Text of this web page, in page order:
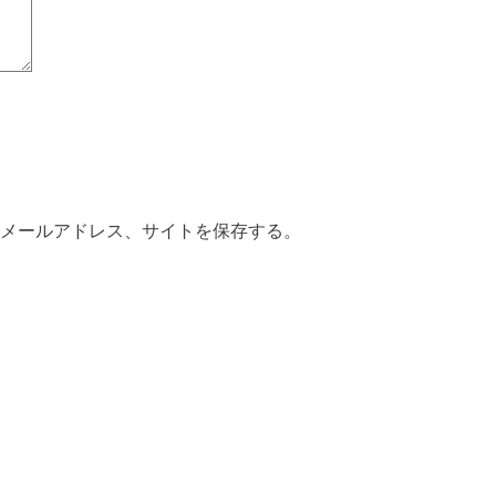
ールアドレス、サイトを保存する。